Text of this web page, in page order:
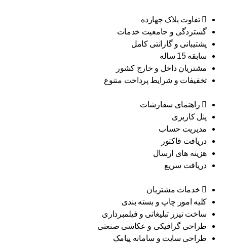
تفاوت پلاک چهارده
گستردگی و جامعیت خدمات
پشتیبانی و گارانتی کامل
سابقه 15 ساله
مشتریان داخل و خارج کشور
تخفیفات و شرایط پرداخت متنوع
راهنمای سفارشات
پنل کاربری
مدیریت حساب
دریافت فاکتور
هزینه های ارسال
دریافت سریع
خدمات مشتریان
کلیه امور چاپ و بسته بندی
ساخت تیزر تبلیغاتی و فیلمبرداری
طراحی گرافیکی و عکاسی صنعتی
طراحی سایت و سامانه پیامک